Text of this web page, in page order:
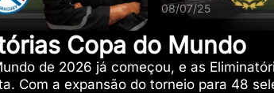
08/07/25
Copa do Mundo
de 2026 já começou, e as
Com a expansão do torneio para 48